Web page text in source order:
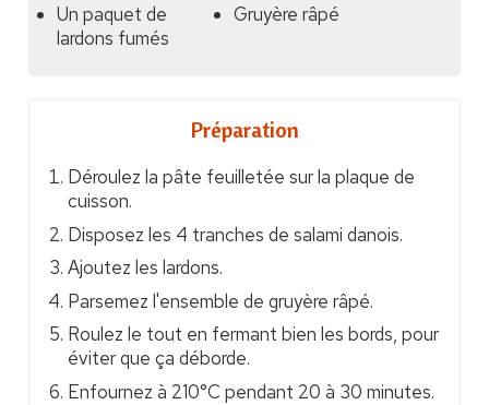
Un paquet de
lardons fumés
Gruyère râpé
Préparation
Déroulez la pâte feuilletée sur la plaque de
cuisson.
Disposez les 4 tranches de salami danois.
Ajoutez les lardons.
Parsemez l'ensemble de gruyère râpé.
Roulez le tout en fermant bien les bords, pour
éviter que ça déborde.
Enfournez à 210°C pendant 20 à 30 minutes.